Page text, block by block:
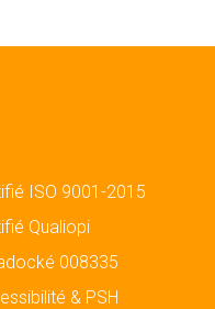
ISO 9001-2015
Qualiopi
008335
& PSH